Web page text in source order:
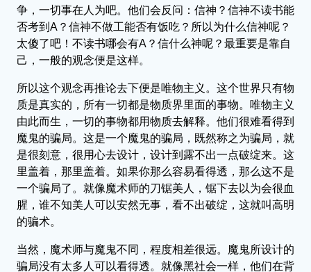
争，一切事在人为吧。他们会反问：信神？信神不读书能
否考到A？信神不做工能否有饭吃？所以为什么信神呢？
太傻了吧！不读书哪会有A？信什么神呢？最重要是靠自
己，一般的观念便是这样。
所以这个观念再推论去下便是唯物主义。这个世界只有物
质是真实的，所有一切都是物质界里面的事物。唯物主义
由此而生，一切的事物都用物质去解释。他们很难看得到
魔鬼的骗局。这是一个魔鬼的骗局，既然称之为骗局，就
是很刻意，很用心去设计，设计到露不出一点破绽来。这
里盖着，那里盖着。如果你那么容易看得透，那么这不是
一个骗局了。就像魔术师的刀锯美人，锯下去以为会很血
腥，谁不知美人可以安然无事，看不出破绽，这就叫高明
的骗术。
当然，魔术师与魔鬼不同，程度相差很远。魔鬼所设计的
骗局没有太多人可以看得透。就像黑社会一样，他们在背